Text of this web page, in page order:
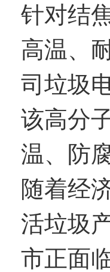
针对结
高温、
司垃圾
该高分
温、防
随着经
活垃圾
市正面